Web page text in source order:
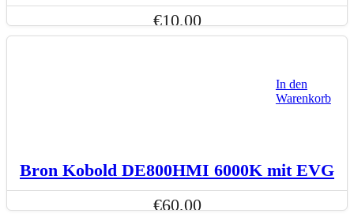
€10,00
In den
Warenkorb
Bron Kobold DE800HMI 6000K mit EVG
€60,00